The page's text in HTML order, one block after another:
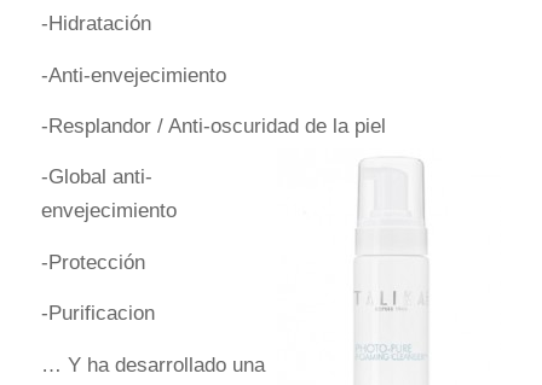
-Hidratación
-Anti-envejecimiento
-Resplandor / Anti-oscuridad de la piel
-Global anti-
envejecimiento
-Protección
-Purificacion
… Y ha desarrollado una